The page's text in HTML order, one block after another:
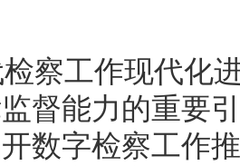
察工作现代化
督能力的重要
数字检察工作